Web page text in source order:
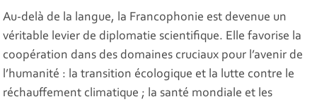
Au-delà de la langue, la Francophonie est devenue un
véritable levier de diplomatie scientifique. Elle favorise la
coopération dans des domaines cruciaux pour l’avenir de
l’humanité : la transition écologique et la lutte contre le
réchauffement climatique ; la santé mondiale et les